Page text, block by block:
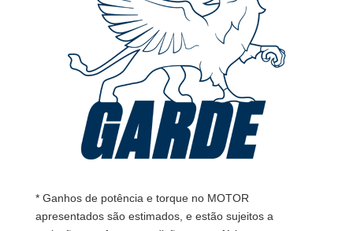
* Ganhos de potência e torque no MOTOR
apresentados são estimados, e estão sujeitos a